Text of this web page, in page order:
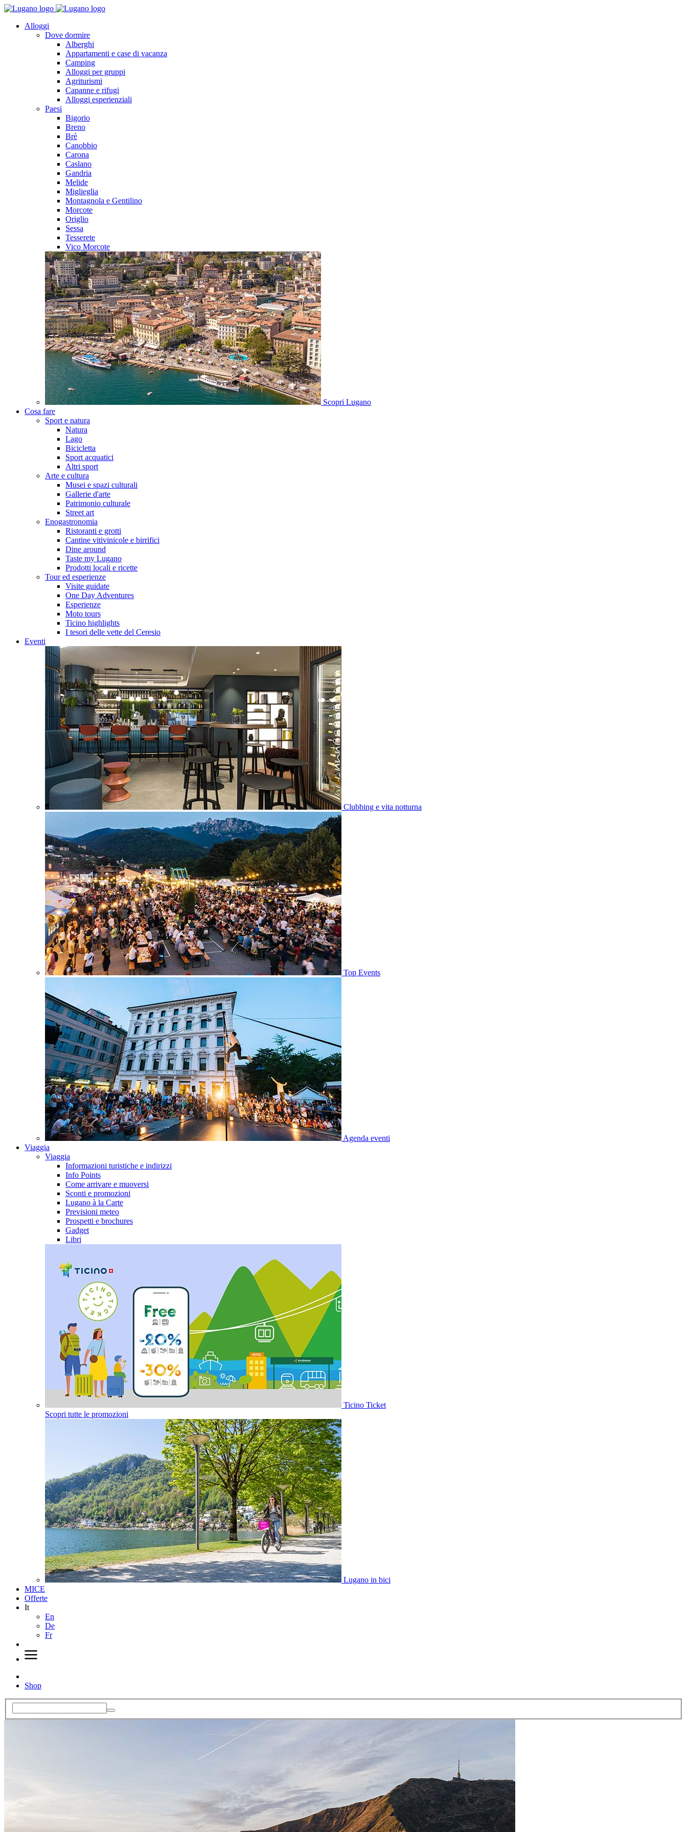
Alloggi
Dove dormire
Alberghi
Appartamenti e case di vacanza
Camping
Alloggi per gruppi
Agriturismi
Capanne e rifugi
Alloggi esperienziali
Paesi
Bigorio
Breno
Brè
Canobbio
Carona
Caslano
Gandria
Melide
Miglieglia
Montagnola e Gentilino
Morcote
Origlio
Sessa
Tesserete
Vico Morcote
Scopri Lugano
Cosa fare
Sport e natura
Natura
Lago
Bicicletta
Sport acquatici
Altri sport
Arte e cultura
Musei e spazi culturali
Gallerie d'arte
Patrimonio culturale
Street art
Enogastronomia
Ristoranti e grotti
Cantine vitivinicole e birrifici
Dine around
Taste my Lugano
Prodotti locali e ricette
Tour ed esperienze
Visite guidate
One Day Adventures
Esperienze
Moto tours
Ticino highlights
I tesori delle vette del Ceresio
Eventi
Clubbing e vita notturna
Top Events
Agenda eventi
Viaggia
Viaggia
Informazioni turistiche e indirizzi
Info Points
Come arrivare e muoversi
Sconti e promozioni
Lugano à la Carte
Previsioni meteo
Prospetti e brochures
Gadget
Libri
Ticino Ticket
Scopri tutte le promozioni
Lugano in bici
MICE
Offerte
It
En
De
Fr
Shop